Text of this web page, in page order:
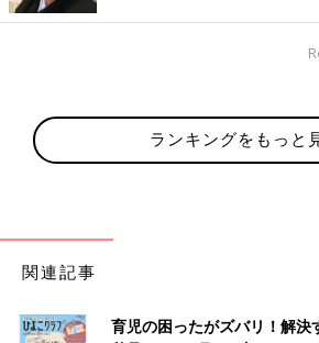
ランキングをもっと
関連記事
育児の困ったがズバリ！解決